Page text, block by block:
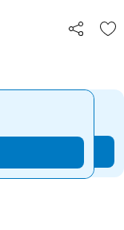
Dela